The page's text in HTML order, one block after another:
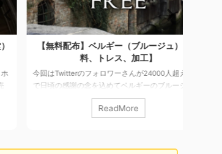
【無料配布】ベルギー（ブルージュ）【資
料、トレス、加工】
今回はTwitterのフォロワーさんが24000人超えたの
で日頃の感謝の念を込めてベルギーのブルージュの
写真素材を155枚を無料配布します。 Brugge/ブル
ージュ 中世の姿を今に残す街がまるごと世界遺産～
あり、思議な過去を ...ベルギー北部に位置する街で
ReadMore